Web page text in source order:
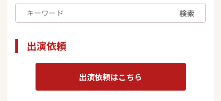
検索
出演依頼
出演依頼はこちら